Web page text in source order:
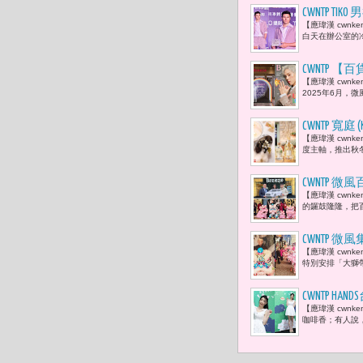
CWNTP
光」的時
【應瑋漢
白天在辦公室的
CWNTP 【
旅 6/20
【應瑋漢
2025年6月，微
CWNTP 寬
位生活升級
【應瑋漢
度主軸，推出秋
CWNTP 微
越野車
【應瑋漢
的鑼鼓隆隆，把
CWNTP 微
感與風格
【應瑋漢
特別安排「大獅
CWNTP
【應瑋漢
咖啡香；有人說